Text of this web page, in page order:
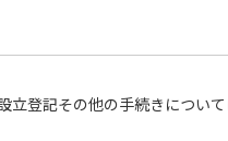
登記その他の手続きについ